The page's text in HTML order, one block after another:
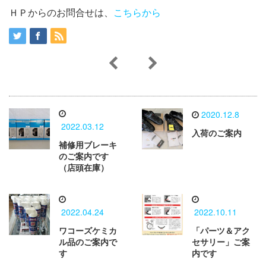
ＨＰからのお問合せは、
こちらから
2022.03.12
補修用ブレーキ
のご案内です
（店頭在庫）
2020.12.8
入荷のご案内
2022.04.24
ワコーズケミカ
ル品のご案内で
す
2022.10.11
「パーツ＆アク
セサリー」ご案
内です